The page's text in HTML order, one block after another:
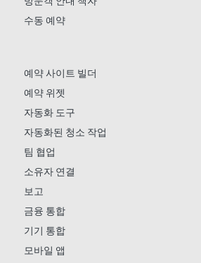
수동 예약
예약 사이트 빌더
예약 위젯
자동화 도구
자동화된 청소 작업
팀 협업
소유자 연결
보고
금융 통합
기기 통합
모바일 앱